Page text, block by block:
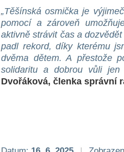
„Těšínská osmička je
pomocí a zároveň
aktivně strávit čas a
padl rekord, díky kterému
dvěma dětem. A přestože
solidaritu a dobrou vůli jen
Dvořáková, členka správní